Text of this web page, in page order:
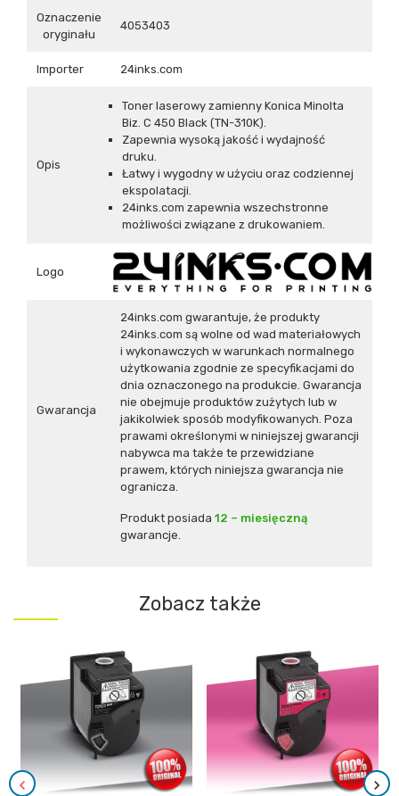
Oznaczenie
oryginału
4053403
Importer 24inks.com
Opis
Toner laserowy zamienny Konica Minolta
Biz. C 450 Black (TN-310K).
Zapewnia wysoką jakość i wydajność
druku.
Łatwy i wygodny w użyciu oraz codziennej
ekspolatacji.
24inks.com zapewnia wszechstronne
możliwości związane z drukowaniem.
Logo
Gwarancja
24inks.com gwarantuje, że produkty
24inks.com są wolne od wad materiałowych
i wykonawczych w warunkach normalnego
użytkowania zgodnie ze specyfikacjami do
dnia oznaczonego na produkcie. Gwarancja
nie obejmuje produktów zużytych lub w
jakikolwiek sposób modyfikowanych. Poza
prawami określonymi w niniejszej gwarancji
nabywca ma także te przewidziane
prawem, których niniejsza gwarancja nie
ogranicza.
Produkt posiada 12 – miesięczną
gwarancje.
Zobacz także